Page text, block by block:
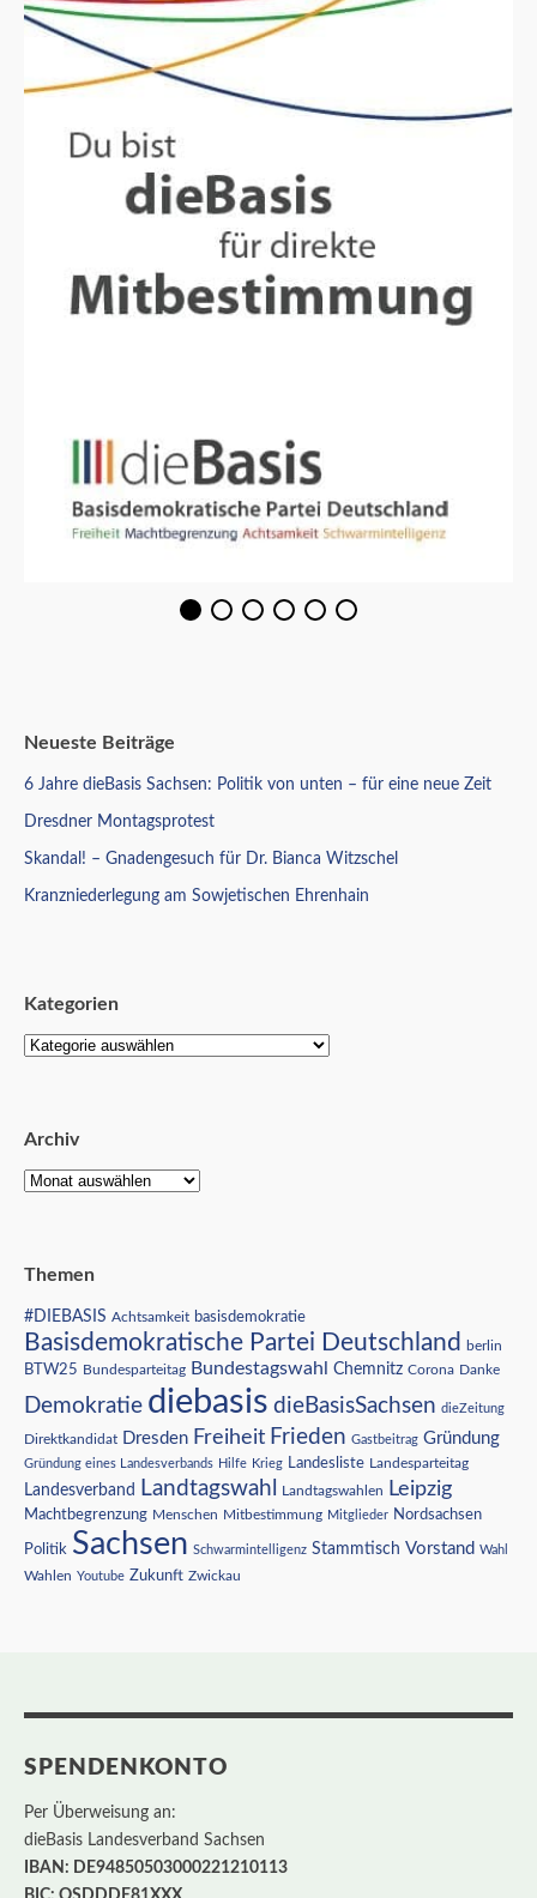
Neueste Beiträge
6 Jahre dieBasis Sachsen: Politik von unten – für eine neue Zeit
Dresdner Montagsprotest
Skandal! – Gnadengesuch für Dr. Bianca Witzschel
Kranzniederlegung am Sowjetischen Ehrenhain
Kategorien
Archiv
Themen
#DIEBASIS Achtsamkeit basisdemokratie
Basisdemokratische Partei Deutschland berlin
BTW25 Bundesparteitag Bundestagswahl Chemnitz Corona Danke
Demokratie diebasis dieBasisSachsen dieZeitung
Direktkandidat Dresden Freiheit Frieden Gastbeitrag Gründung
Gründung eines Landesverbands Hilfe Krieg Landesliste Landesparteitag
Landesverband Landtagswahl Landtagswahlen Leipzig
Machtbegrenzung Menschen Mitbestimmung Mitglieder Nordsachsen
Politik Sachsen Schwarmintelligenz Stammtisch Vorstand Wahl
Wahlen Youtube Zukunft Zwickau
SPENDENKONTO
Per Überweisung an:
dieBasis Landesverband Sachsen
IBAN: DE94850503000221210113